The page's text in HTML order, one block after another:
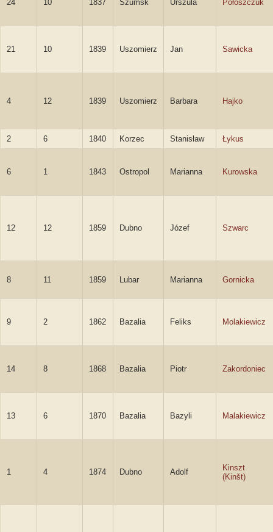
24 10 1837 Szumsk Urszula Połoszczuk
21 10 1839 Uszomierz Jan Sawicka
4 12 1839 Uszomierz Barbara Hajko
2 6 1840 Korzec Stanisław Łykus
6 1 1843 Ostropol Marianna Kurowska
12 12 1859 Dubno Józef Szwarc
8 11 1859 Lubar Marianna Gornicka
9 2 1862 Bazalia Feliks Molakiewicz
14 8 1868 Bazalia Piotr Zakordoniec
13 6 1870 Bazalia Bazyli Malakiewicz
1 4 1874 Dubno Adolf
Kinszt
(Kinšt)